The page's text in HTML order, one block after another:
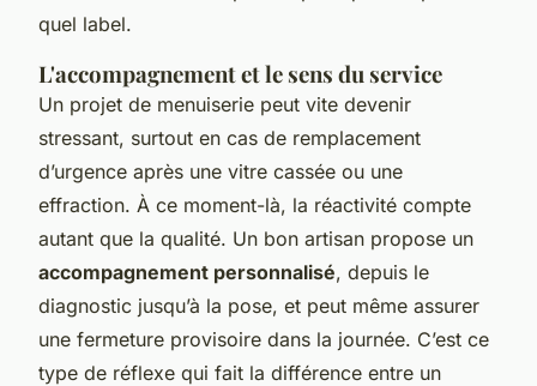
quel label.
L'accompagnement et le sens du service
Un projet de menuiserie peut vite devenir
stressant, surtout en cas de remplacement
d’urgence après une vitre cassée ou une
effraction. À ce moment-là, la réactivité compte
autant que la qualité. Un bon artisan propose un
accompagnement personnalisé, depuis le
diagnostic jusqu’à la pose, et peut même assurer
une fermeture provisoire dans la journée. C’est ce
type de réflexe qui fait la différence entre un